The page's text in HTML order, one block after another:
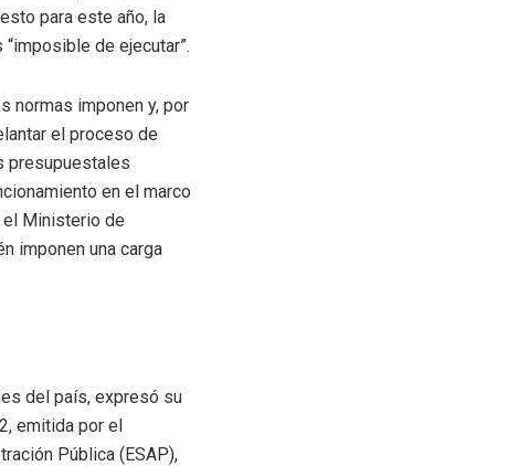
para este año, la
de ejecutar”.
normas imponen y, por
el proceso de
presupuestales
en el marco
Ministerio de
imponen una carga
del país, expresó su
emitida por el
Pública (ESAP),